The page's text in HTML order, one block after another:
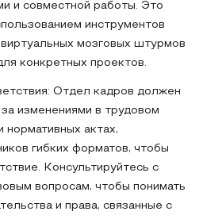
и совместной работы. Это
инструментов
мозговых штурмов
конкретных проектов.
Отдел кадров должен
изменениями в трудовом
нормативных актах,
гибких форматов, чтобы
Консультируйтесь с
вопросам, чтобы понимать
и права, связанные с